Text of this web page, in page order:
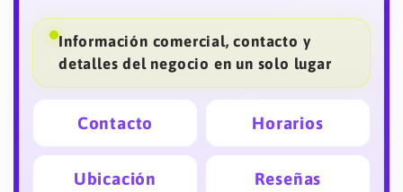
Información comercial, contacto y
detalles del negocio en un solo lugar
Contacto Horarios
Ubicación Reseñas